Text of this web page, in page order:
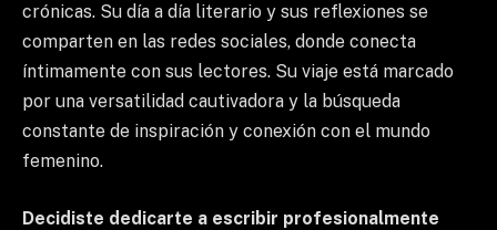
crónicas. Su día a día literario y sus reflexiones se
comparten en las redes sociales, donde conecta
íntimamente con sus lectores. Su viaje está marcado
por una versatilidad cautivadora y la búsqueda
constante de inspiración y conexión con el mundo
femenino.
Decidiste dedicarte a escribir profesionalmente